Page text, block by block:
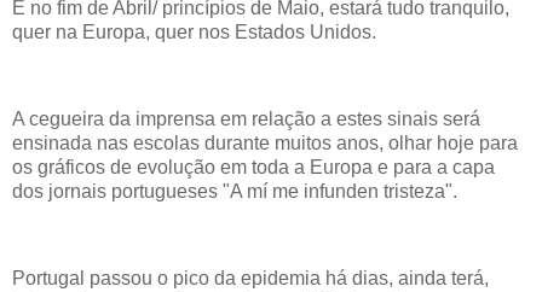
E no fim de Abril/ princípios de Maio, estará tudo tranquilo,
quer na Europa, quer nos Estados Unidos.
A cegueira da imprensa em relação a estes sinais será
ensinada nas escolas durante muitos anos, olhar hoje para
os gráficos de evolução em toda a Europa e para a capa
dos jornais portugueses "A mí me infunden tristeza".
Portugal passou o pico da epidemia há dias, ainda terá,